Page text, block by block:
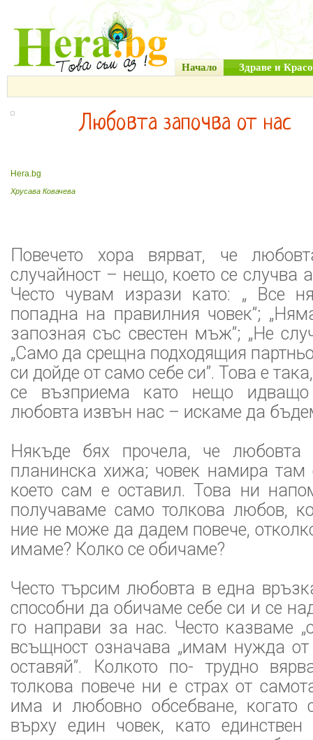
Начало Здраве и
Любовта започва от нас
Hera.bg
Хрусава Ковачева
Повечето хора вярват, че
случайност – нещо, което се случва
Често чувам изрази като: „ Все
попадна на правилния човек”;
запозная със свестен мъж”; „Не
„Само да срещна подходящия
си дойде от само себе си”. Това е
се възприема като нещо
любовта извън нас – искаме да
Някъде бях прочела, че любовта
планинска хижа; човек намира там
което сам е оставил. Това ни
получаваме само толкова любов,
ние не може да дадем повече,
имаме? Колко се обичаме?
Често търсим любовта в една
способни да обичаме себе си и се
го направи за нас. Често казваме
всъщност означава „имам нужда от
оставяй”. Колкото по- трудно
толкова повече ни е страх от
има и любовно обсебване, когато
върху един човек, като